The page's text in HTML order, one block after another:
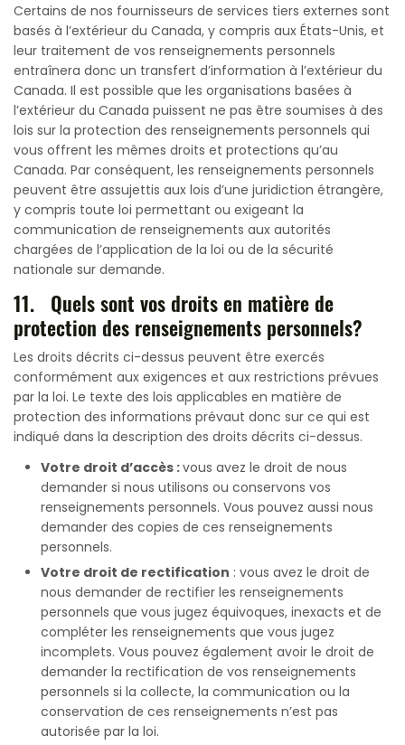
Certains de nos fournisseurs de services tiers externes sont
basés à l’extérieur du Canada, y compris aux États-Unis, et
leur traitement de vos renseignements personnels
entraînera donc un transfert d’information à l’extérieur du
Canada. Il est possible que les organisations basées à
l’extérieur du Canada puissent ne pas être soumises à des
lois sur la protection des renseignements personnels qui
vous offrent les mêmes droits et protections qu’au
Canada. Par conséquent, les renseignements personnels
peuvent être assujettis aux lois d’une juridiction étrangère,
y compris toute loi permettant ou exigeant la
communication de renseignements aux autorités
chargées de l’application de la loi ou de la sécurité
nationale sur demande.
11. Quels sont vos droits en matière de
protection des renseignements personnels?
Les droits décrits ci-dessus peuvent être exercés
conformément aux exigences et aux restrictions prévues
par la loi. Le texte des lois applicables en matière de
protection des informations prévaut donc sur ce qui est
indiqué dans la description des droits décrits ci-dessus.
Votre droit d’accès :vous avez le droit de nous
demander si nous utilisons ou conservons vos
renseignements personnels. Vous pouvez aussi nous
demander des copies de ces renseignements
personnels.
Votre droit de rectification : vous avez le droit de
nous demander de rectifier les renseignements
personnels que vous jugez équivoques, inexacts et de
compléter les renseignements que vous jugez
incomplets. Vous pouvez également avoir le droit de
demander la rectification de vos renseignements
personnels si la collecte, la communication ou la
conservation de ces renseignements n’est pas
autorisée par la loi.